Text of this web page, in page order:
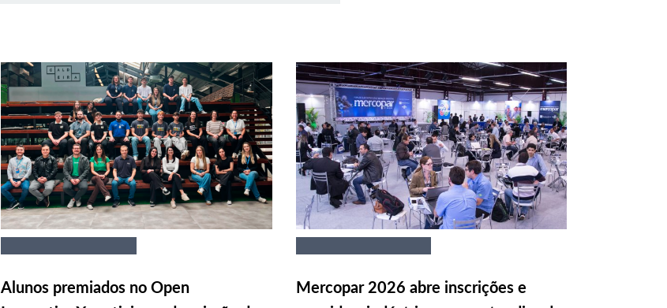
Alunos premiados no Open
Mercopar 2026 abre inscrições e